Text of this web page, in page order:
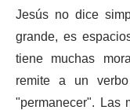
Jesús no dice
grande, es
tiene muchas
remite a un
"permanecer".